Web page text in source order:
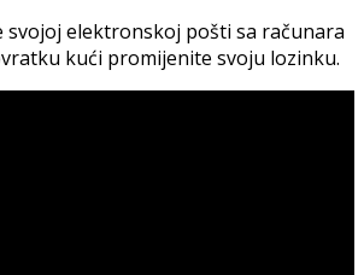
elektronskoj pošti sa računara
kući promijenite svoju lozinku.